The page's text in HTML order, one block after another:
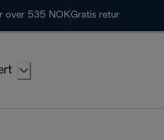
over 535 NOKGratis retur